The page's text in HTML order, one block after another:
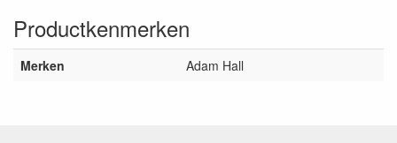
Productkenmerken
Merken Adam Hall